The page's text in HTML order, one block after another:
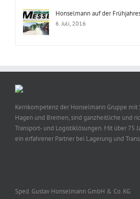
Honselmann auf der
6. Juli, 2016
Kernkompetenz der Honselmann Gruppe
Hagen und Bremen, sind ganzheitliche und
Transport- und Logistiklösungen. Mit über 75
ein erfahrener Partner bei Lagerung und
Sped. Gustav Honselmann GmbH & Co. KG